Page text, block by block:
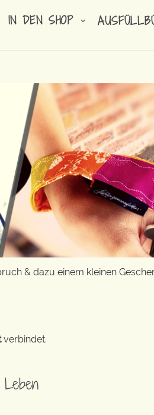
IN DEN SHOP
& dazu einem kleinen
verbindet.